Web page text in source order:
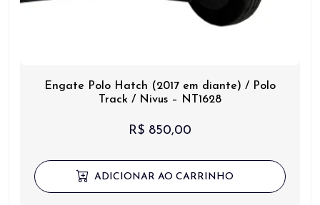
Engate Polo Hatch (2017 em diante) / Polo
Track / Nivus – NT1628
R$ 850,00
ADICIONAR AO CARRINHO